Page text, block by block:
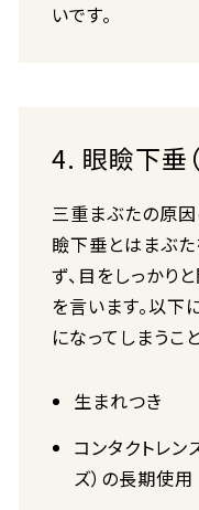
いです。
4. 眼瞼下垂
三重まぶたの原因
瞼下垂とはまぶ
ず、目をしっかり
を言います。以
になってしまうこ
生まれつき
コンタクトレン
ズ）の長期使用